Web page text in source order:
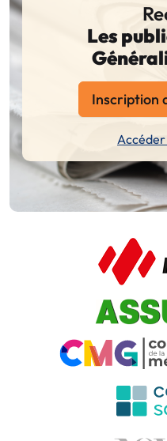
Les
Inscription